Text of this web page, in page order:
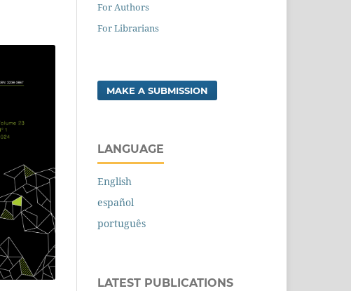
For Authors
For Librarians
MAKE A SUBMISSION
LANGUAGE
English
español
português
LATEST PUBLICATIONS